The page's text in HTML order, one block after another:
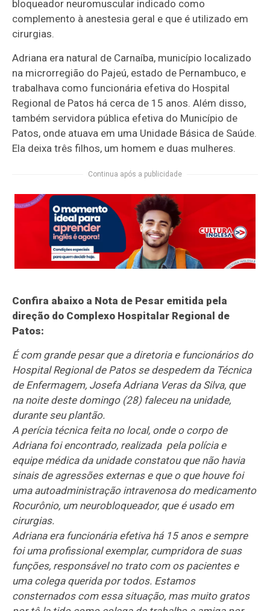
bloqueador neuromuscular indicado como
complemento à anestesia geral e que é utilizado em
cirurgias.
Adriana era natural de Carnaíba, município localizado
na microrregião do Pajeú, estado de Pernambuco, e
trabalhava como funcionária efetiva do Hospital
Regional de Patos há cerca de 15 anos. Além disso,
também servidora pública efetiva do Município de
Patos, onde atuava em uma Unidade Básica de Saúde.
Ela deixa três filhos, um homem e duas mulheres.
Continua após a publicidade
Confira abaixo a Nota de Pesar emitida pela
direção do Complexo Hospitalar Regional de
Patos:
É com grande pesar que a diretoria e funcionários do
Hospital Regional de Patos se despedem da Técnica
de Enfermagem, Josefa Adriana Veras da Silva, que
na noite deste domingo (28) faleceu na unidade,
durante seu plantão.
A perícia técnica feita no local, onde o corpo de
Adriana foi encontrado, realizada pela polícia e
equipe médica da unidade constatou que não havia
sinais de agressões externas e que o que houve foi
uma autoadministração intravenosa do medicamento
Rocurônio, um neurobloqueador, que é usado em
cirurgias.
Adriana era funcionária efetiva há 15 anos e sempre
foi uma profissional exemplar, cumpridora de suas
funções, responsável no trato com os pacientes e
uma colega querida por todos. Estamos
consternados com essa situação, mas muito gratos